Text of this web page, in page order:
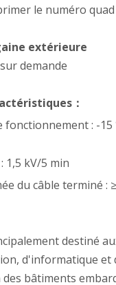
le numéro
extérieure
demande
：
fonctionnement : -
1,5 kV/5 min
du câble terminé :
destiné
d'informatique et
bâtiments